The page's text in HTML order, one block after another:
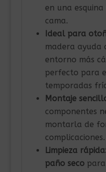
en una
cama.
Ideal para
madera ayuda
entorno más
perfecto para
temporadas
Montaje
componentes
montarla de
complicaciones.
Limpieza
paño secopara